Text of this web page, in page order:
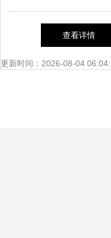
品类遇见新消费
查看详情
更新时间：2026-08-04